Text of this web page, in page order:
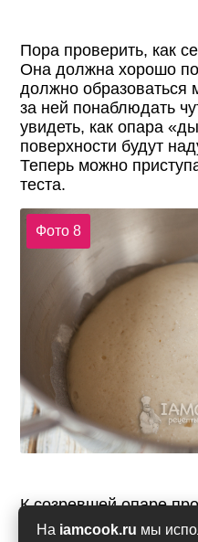
На iamcook.ru мы
Пора проверить, как
Она должна хорошо
должно образоваться
за ней понаблюдать
увидеть, как опара
поверхности будут
Теперь можно
теста.
Фото 8
К созревшей опаре
всыпьте соль и